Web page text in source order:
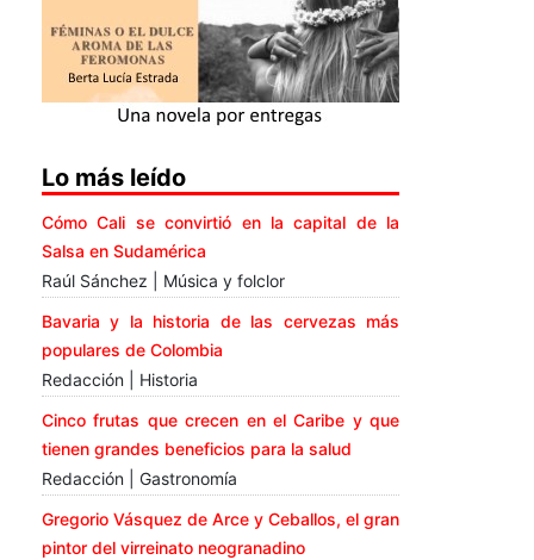
Lo más leído
Cómo Cali se convirtió en la capital de la
Salsa en Sudamérica
Raúl Sánchez | Música y folclor
Bavaria y la historia de las cervezas más
populares de Colombia
Redacción | Historia
Cinco frutas que crecen en el Caribe y que
tienen grandes beneficios para la salud
Redacción | Gastronomía
Gregorio Vásquez de Arce y Ceballos, el gran
pintor del virreinato neogranadino